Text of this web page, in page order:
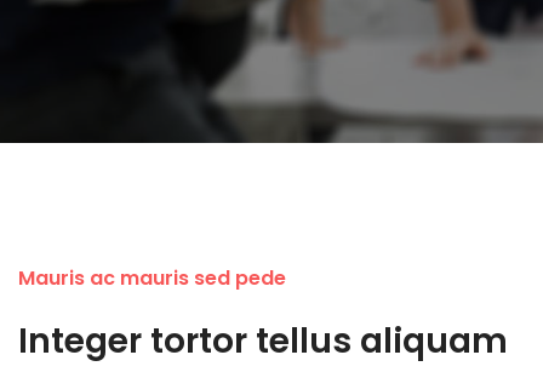
Mauris ac mauris sed pede
Integer tortor tellus aliquam